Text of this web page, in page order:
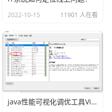
小为100KB
100k /user/zhangsa
user/zhangsan/
2022-10-15 11901 人在看
java性能可视化调优工具VisualVM插件之Visual GC